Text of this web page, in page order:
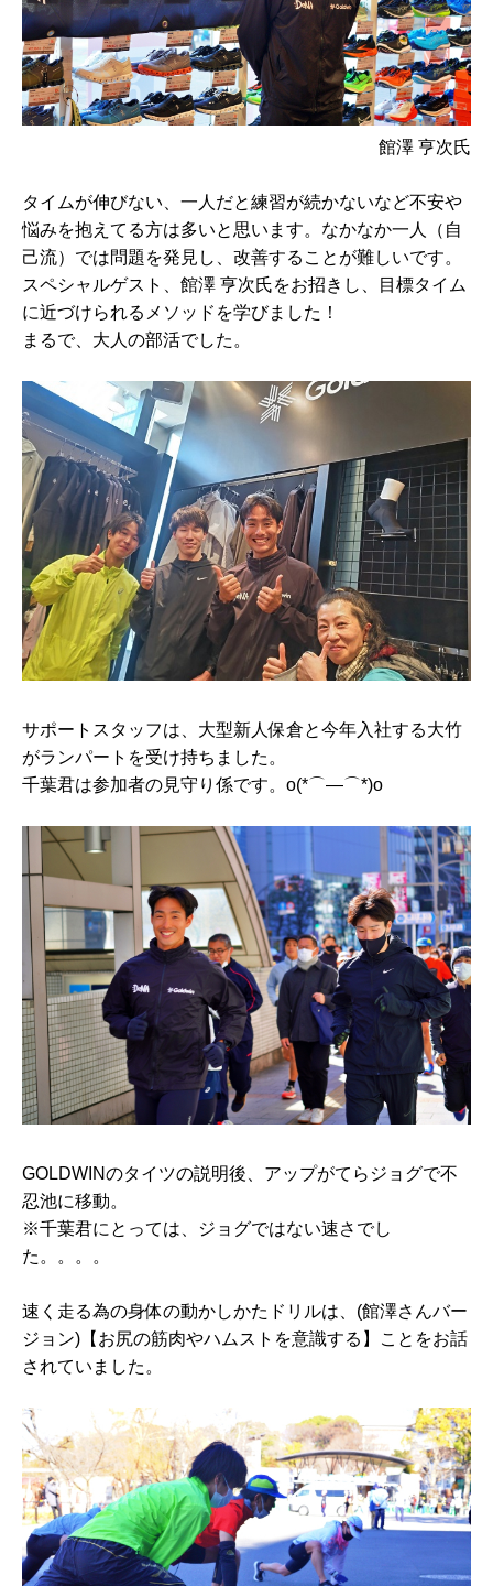
館澤 亨次氏
タイムが伸びない、一人だと練習が続かないなど不安や
悩みを抱えてる方は多いと思います。なかなか一人（自
己流）では問題を発見し、改善することが難しいです。
スペシャルゲスト、館澤 亨次氏をお招きし、目標タイム
に近づけられるメソッドを学びました！
まるで、大人の部活でした。
サポートスタッフは、大型新人保倉と今年入社する大竹
がランパートを受け持ちました。
千葉君は参加者の見守り係です。o(*⌒―⌒*)o
GOLDWINのタイツの説明後、アップがてらジョグで不
忍池に移動。
※千葉君にとっては、ジョグではない速さでし
た。。。。
速く走る為の身体の動かしかたドリルは、(館澤さんバー
ジョン)【お尻の筋肉やハムストを意識する】ことをお話
されていました。